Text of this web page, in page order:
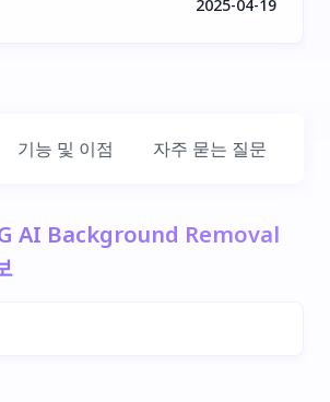
2025-04-19
기능 및 이점 자주 묻는 질문
AI Background Removal